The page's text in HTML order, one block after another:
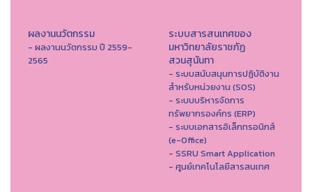
ผลงานนวัตกรรม
- ผลงานนวัตกรรม ปี 2559-
2565
ระบบสารสนเทศของ
มหาวิทยาลัยราชภัฏ
สวนสุนันทา
- ระบบสนับสนุนการปฏิบัติงาน
สำหรับหน่วยงาน (SOS)
- ระบบบริหารจัดการ
ทรัพยากรองค์กร (ERP)
- ระบบเอกสารอิเล็กทรอนิกส์
(e-Office)
- SSRU Smart Application
- ศูนย์เทคโนโลยีสารสนเทศ